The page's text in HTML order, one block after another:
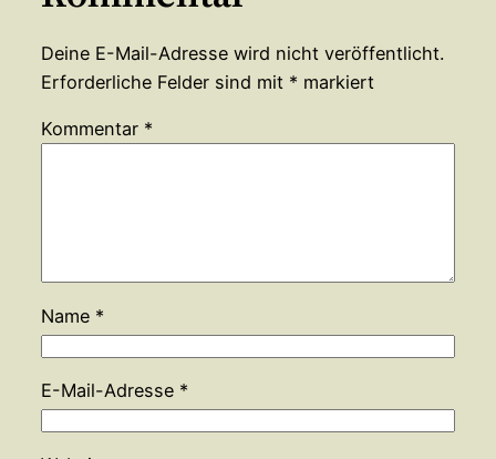
Deine E-Mail-Adresse wird nicht veröffentlicht.
Erforderliche Felder sind mit * markiert
Kommentar *
Name *
E-Mail-Adresse *